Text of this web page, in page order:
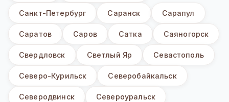
Санкт-Петербург Саранск Сарапул
Саратов Саров Сатка Саяногорск
Свердловск Светлый Яр Севастополь
Северо-Курильск Северобайкальск
Северодвинск Североуральск